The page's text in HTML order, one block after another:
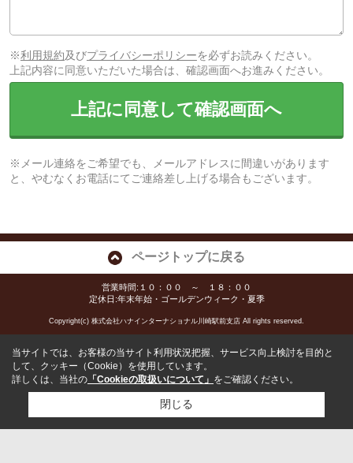
※利用規約及びプライバシーポリシーを必ずお読みください。
上記内容に同意いただいた場合は、確認画面へお進みください。
上記に同意して確認画面へ
※メール連絡をご希望でも、メールアドレスに間違いがあります
と、やむなくお電話にてご連絡差し上げる場合もございます。
ページトップに戻る
営業時間:１０：００ ～ １８：００
定休日:年末年始・ゴールデンウィーク・夏季
Copyright(c) 株式会社ハナインターナショナル川崎駅前支店 All rights reserved.
当サイトでは、お客様の当サイト利用状況把握、サービス向上検討を目的と
して、クッキー（Cookie）を使用しています。
詳しくは、当社の 「Cookieの取扱いについて」 をご確認ください。
閉じる